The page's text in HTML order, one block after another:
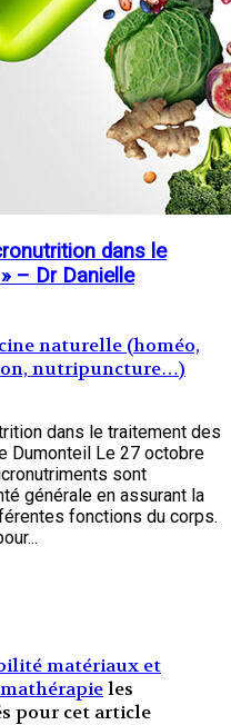
dans le
– Dr Danielle
naturelle (homéo,
nutripuncture…)
dans le traitement des
Dumonteil Le 27 octobre
sont
générale en assurant la
fonctions du corps.
matériaux et
les
pour cet article